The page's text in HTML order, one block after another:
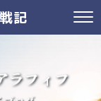
記